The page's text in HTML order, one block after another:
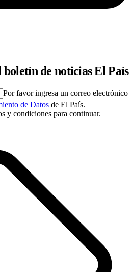
de noticias El País
Por favor ingresa un correo electrónico
de Datos de El País.
y condiciones para continuar.